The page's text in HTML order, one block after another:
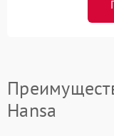
Hansa